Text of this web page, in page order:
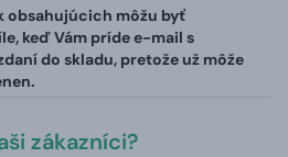
obsahujúcich môžu byť
keď Vám príde e-mail s
do skladu, pretože už môže
zákazníci?